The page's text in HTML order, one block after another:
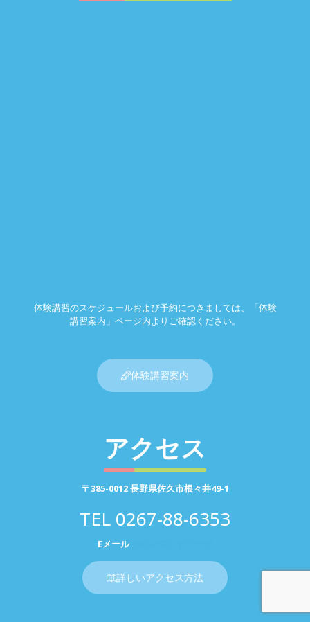
体験講習のスケジュールおよび予約につきましては、「体験
講習案内」ページ内よりご確認ください。
体験講習案内
アクセス
〒385-0012 長野県佐久市根々井49-1
TEL 0267-88-6353
Eメール
詳しいアクセス方法